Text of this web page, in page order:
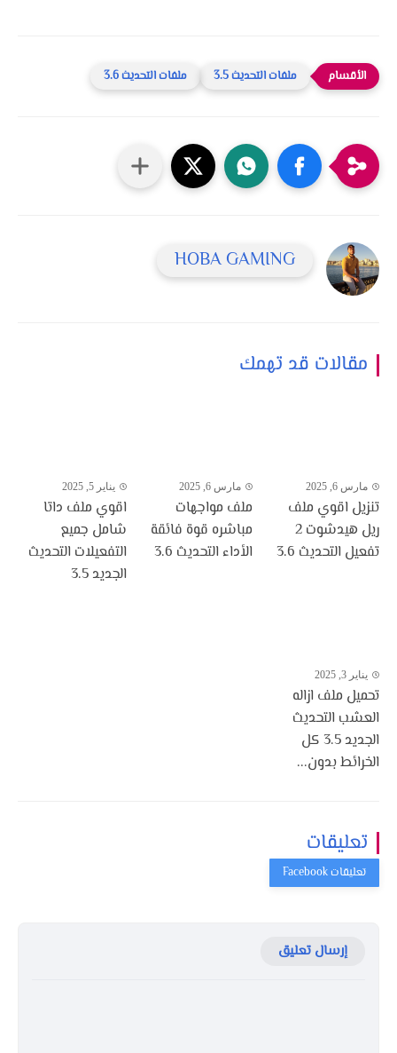
ملفات التحديث 3.5 ملفات التحديث 3.6
HOBA GAMING
مقالات قد تهمك
مارس 6, 2025
تنزيل اقوي ملف
ريل هيدشوت 2
تفعيل التحديث 3.6
مارس 6, 2025
ملف مواجهات
مباشره قوة فائقة
الأداء التحديث 3.6
يناير 5, 2025
اقوي ملف داتا
شامل جميع
التفعيلات التحديث
الجديد 3.5
يناير 3, 2025
تحميل ملف ازاله
العشب التحديث
الجديد 3.5 كل
الخرائط بدون...
تعليقات
إرسال تعليق